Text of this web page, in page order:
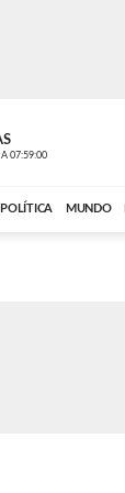
A 07:59:00
POLÍTICA MUNDO